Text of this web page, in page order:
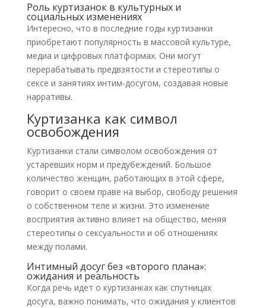
Роль куртизанок в культурных и
социальных изменениях
Интересно, что в последние годы куртизанки
приобретают популярность в массовой культуре,
медиа и цифровых платформах. Они могут
перерабатывать предвзятости и стереотипы о
сексе и занятиях интим-досугом, создавая новые
нарративы.
Куртизанка как символ
освобождения
Куртизанки стали символом освобождения от
устаревших норм и предубеждений. Большое
количество женщин, работающих в этой сфере,
говорит о своем праве на выбор, свободу решения
о собственном теле и жизни. Это изменение
восприятия активно влияет на общество, меняя
стереотипы о сексуальности и об отношениях
между полами.
Интимный досуг без «второго плана»:
ожидания и реальность
Когда речь идет о куртизанках как спутницах
досуга, важно понимать, что ожидания у клиентов